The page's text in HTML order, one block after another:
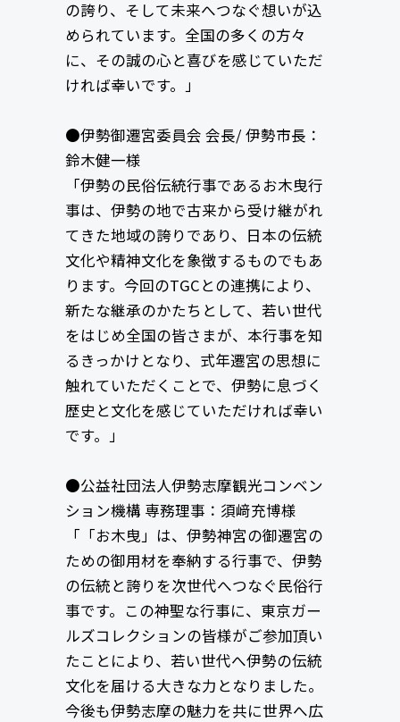
の誇り、そして未来へつなぐ想いが込
められています。全国の多くの方々
に、その誠の心と喜びを感じていただ
ければ幸いです。」
●伊勢御遷宮委員会 会長/ 伊勢市長：
鈴木健一様
「伊勢の民俗伝統行事であるお木曳行
事は、伊勢の地で古来から受け継がれ
てきた地域の誇りであり、日本の伝統
文化や精神文化を象徴するものでもあ
ります。今回のTGCとの連携により、
新たな継承のかたちとして、若い世代
をはじめ全国の皆さまが、本行事を知
るきっかけとなり、式年遷宮の思想に
触れていただくことで、伊勢に息づく
歴史と文化を感じていただければ幸い
です。」
●公益社団法人伊勢志摩観光コンベン
ション機構 専務理事：須﨑充博様
「「お木曳」は、伊勢神宮の御遷宮の
ための御用材を奉納する行事で、伊勢
の伝統と誇りを次世代へつなぐ民俗行
事です。この神聖な行事に、東京ガー
ルズコレクションの皆様がご参加頂い
たことにより、若い世代へ伊勢の伝統
文化を届ける大きな力となりました。
今後も伊勢志摩の魅力を共に世界へ広